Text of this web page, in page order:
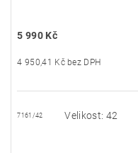
5 990 Kč
4 950,41 Kč bez DPH
7161/42 Velikost: 42